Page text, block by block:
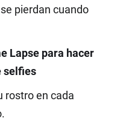
pierdan cuando
Lapse para hacer
selfies
rostro en cada